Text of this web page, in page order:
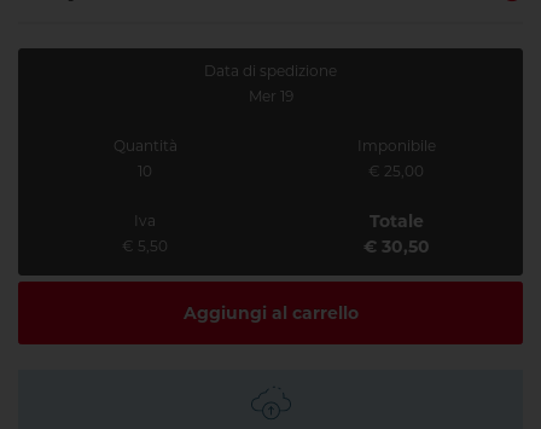
Data di spedizione
Mer 19
Quantità
10
Imponibile
€ 25,00
Iva
€ 5,50
Totale
€ 30,50
Aggiungi al carrello